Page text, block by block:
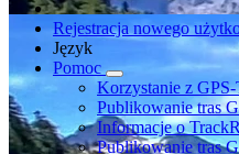
Rejestracja nowego
Język
Pomoc
Korzystanie z
Publikowanie tras
Informacje o
Publikowanie tras